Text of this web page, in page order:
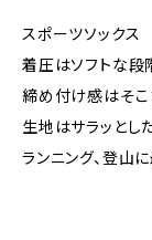
スポーツソックス
着圧はソフトな段
締め付け感はそこ
生地はサラッとし
ランニング、登山